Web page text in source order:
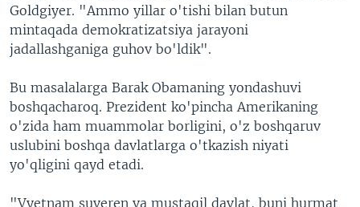
Goldgiyer. "Ammo yillar o'tishi bilan butun
mintaqada demokratizatsiya jarayoni
jadallashganiga guhov bo'ldik".
Bu masalalarga Barak Obamaning yondashuvi
boshqacharoq. Prezident ko'pincha Amerikaning
o'zida ham muammolar borligini, o'z boshqaruv
uslubini boshqa davlatlarga o'tkazish niyati
yo'qligini qayd etadi.
"Vyetnam suveren va mustaqil davlat, buni hurmat